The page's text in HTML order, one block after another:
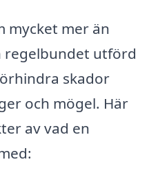
mycket mer än
regelbundet utförd
skador
och mögel. Här
av vad en